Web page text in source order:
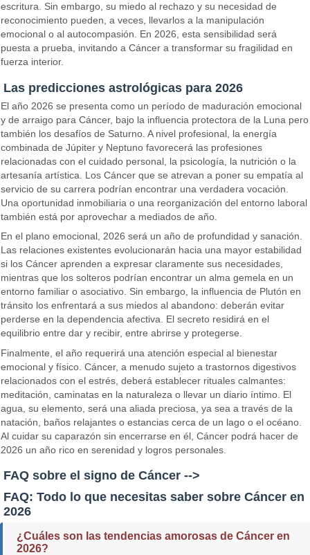
escritura. Sin embargo, su miedo al rechazo y su necesidad de
reconocimiento pueden, a veces, llevarlos a la manipulación
emocional o al autocompasión. En 2026, esta sensibilidad será
puesta a prueba, invitando a Cáncer a transformar su fragilidad en
fuerza interior.
Las predicciones astrológicas para 2026
El año 2026 se presenta como un período de maduración emocional
y de arraigo para Cáncer, bajo la influencia protectora de la Luna pero
también los desafíos de Saturno. A nivel profesional, la energía
combinada de Júpiter y Neptuno favorecerá las profesiones
relacionadas con el cuidado personal, la psicología, la nutrición o la
artesanía artística. Los Cáncer que se atrevan a poner su empatía al
servicio de su carrera podrían encontrar una verdadera vocación.
Una oportunidad inmobiliaria o una reorganización del entorno laboral
también está por aprovechar a mediados de año.
En el plano emocional, 2026 será un año de profundidad y sanación.
Las relaciones existentes evolucionarán hacia una mayor estabilidad
si los Cáncer aprenden a expresar claramente sus necesidades,
mientras que los solteros podrían encontrar un alma gemela en un
entorno familiar o asociativo. Sin embargo, la influencia de Plutón en
tránsito los enfrentará a sus miedos al abandono: deberán evitar
perderse en la dependencia afectiva. El secreto residirá en el
equilibrio entre dar y recibir, entre abrirse y protegerse.
Finalmente, el año requerirá una atención especial al bienestar
emocional y físico. Cáncer, a menudo sujeto a trastornos digestivos
relacionados con el estrés, deberá establecer rituales calmantes:
meditación, caminatas en la naturaleza o llevar un diario íntimo. El
agua, su elemento, será una aliada preciosa, ya sea a través de la
natación, baños relajantes o estancias cerca de un lago o el océano.
Al cuidar su caparazón sin encerrarse en él, Cáncer podrá hacer de
2026 un año rico en serenidad y logros personales.
FAQ sobre el signo de Cáncer -->
FAQ: Todo lo que necesitas saber sobre Cáncer en
2026
¿Cuáles son las tendencias amorosas de Cáncer en
2026?